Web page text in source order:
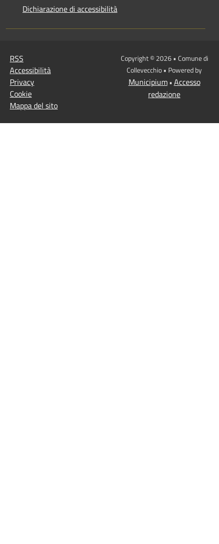
Dichiarazione di accessibilità
RSS
Accessibilità
Privacy
Cookie
Mappa del sito
Copyright © 2026 • Comune di
Collevecchio • Powered by
Municipium• Accesso
redazione